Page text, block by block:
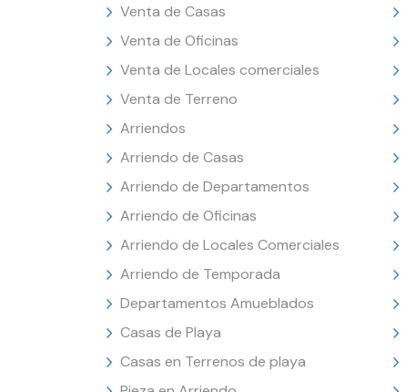
Venta de Casas
Venta de Oficinas
Venta de Locales comerciales
Venta de Terreno
Arriendos
Arriendo de Casas
Arriendo de Departamentos
Arriendo de Oficinas
Arriendo de Locales Comerciales
Arriendo de Temporada
Departamentos Amueblados
Casas de Playa
Casas en Terrenos de playa